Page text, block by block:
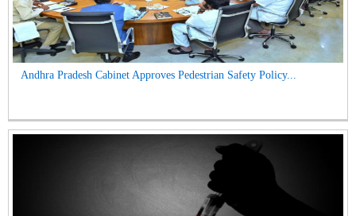
Andhra Pradesh Cabinet Approves Pedestrian Safety Policy...